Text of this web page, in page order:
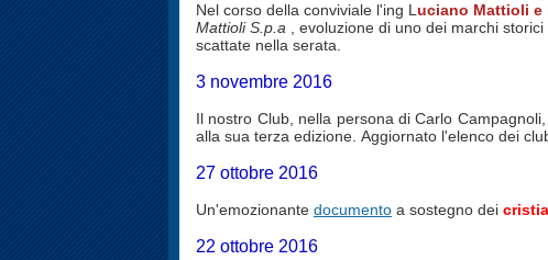
Nel corso della conviviale l'ing L uciano Mattioli e
Mattioli S.p.a , evoluzione di uno dei marchi
scattate nella serata.
3 novembre 2016
Il nostro Club, nella persona di Carlo
alla sua terza edizione. Aggiornato l'elenco dei
27 ottobre 2016
Un'emozionante documento a sostegno dei
22 ottobre 2016